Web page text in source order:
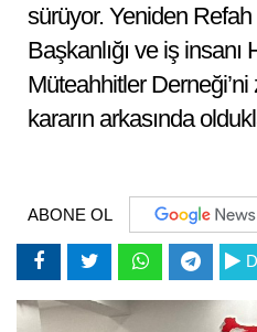
sürüyor. Yeniden
Başkanlığı ve iş
Müteahhitler
kararın arkasında
ABONE OL